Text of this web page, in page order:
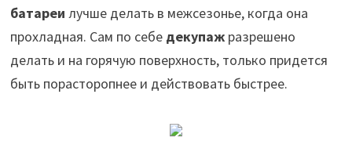
батареи лучше делать в межсезонье, когда она
прохладная. Сам по себе декупажразрешено
делать и на горячую поверхность, только придется
быть порасторопнее и действовать быстрее.